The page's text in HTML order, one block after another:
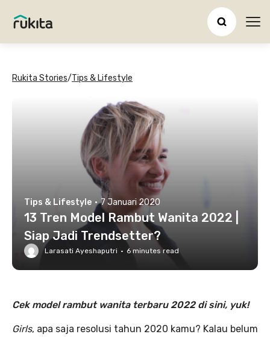
Rukita Stories/Tips & Lifestyle
Tips & Lifestyle · 7 Januari 2020
13 Tren Model Rambut Wanita 2022 |
Siap Jadi Trendsetter?
Larasati Ayeshaputri · 6minutes read
Cek model rambut wanita terbaru 2022 di sini, yuk!
Girls, apa saja resolusi tahun 2020 kamu? Kalau belum